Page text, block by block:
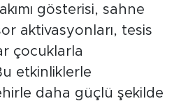
gösterisi, sahne
aktivasyonları, tesis
çocuklarla
etkinliklerle
daha güçlü şekilde